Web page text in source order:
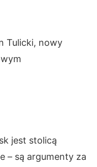
Tulicki, nowy
jest stolicą
– są argumenty za